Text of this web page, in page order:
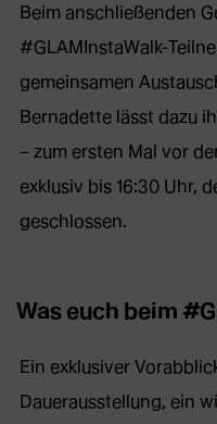
Beim anschließenden
#GLAMInstaWalk-
gemeinsamen
Bernadette lässt dazu
– zum ersten Mal vor
exklusiv bis 16:30 Uhr,
geschlossen.
Was euch beim
Ein exklusiver
Dauerausstellung, ein